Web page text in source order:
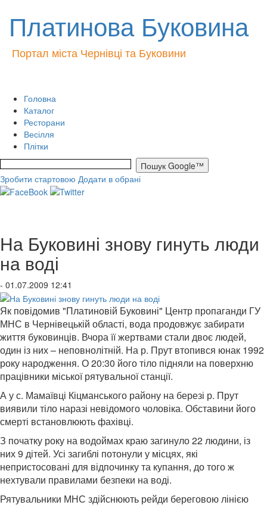
Платинова Буковина
Портал міста Чернівці та Буковини
Головна
Каталог
Ресторани
Весілля
Плітки
Зробити стартовою Додати в обрані
На Буковині знову гинуть люди
на воді
- 01.07.2009 12:41
Як повідомив "Платиновій Буковині" Центр пропаганди ГУ
МНС в Чернівецькій області, вода продовжує забирати
життя буковинців. Вчора її жертвами стали двоє людей,
один із них – неповнолітній. На р. Прут втопився юнак 1992
року народження. О 20:30 його тіло підняли на поверхню
працівники міської рятувальної станції.
А у с. Мамаївці Кіцманського району на березі р. Прут
виявили тіло наразі невідомого чоловіка. Обставини його
смерті встановлюють фахівці.
З початку року на водоймах краю загинуло 22 людини, із
них 9 дітей. Усі загиблі потонули у місцях, які
непристосовані для відпочинку та купання, до того ж
нехтували правилами безпеки на воді.
Рятувальники МНС здійснюють рейди береговою лінією